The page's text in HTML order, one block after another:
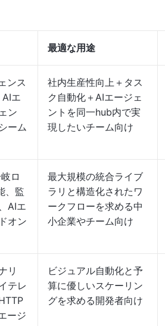
最適な用途
ンス
エ
ン
ーム
社内生産性向上＋タス
ク自動化＋AIエージェ
ントを同一hub内で実
現したいチーム向け
ロ
、監
AIエ
オン
最大規模の統合ライブ
ラリと構造化されたワ
ークフローを求める中
小企業やチーム向け
リ
テレ
ージ
ビジュアル自動化と予
算に優しいスケーリン
グを求める開発者向け